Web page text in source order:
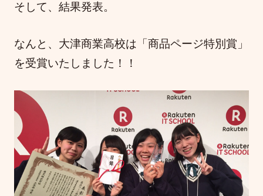
そして、結果発表。
なんと、大津商業高校は「商品ページ特別賞」
を受賞いたしました！！